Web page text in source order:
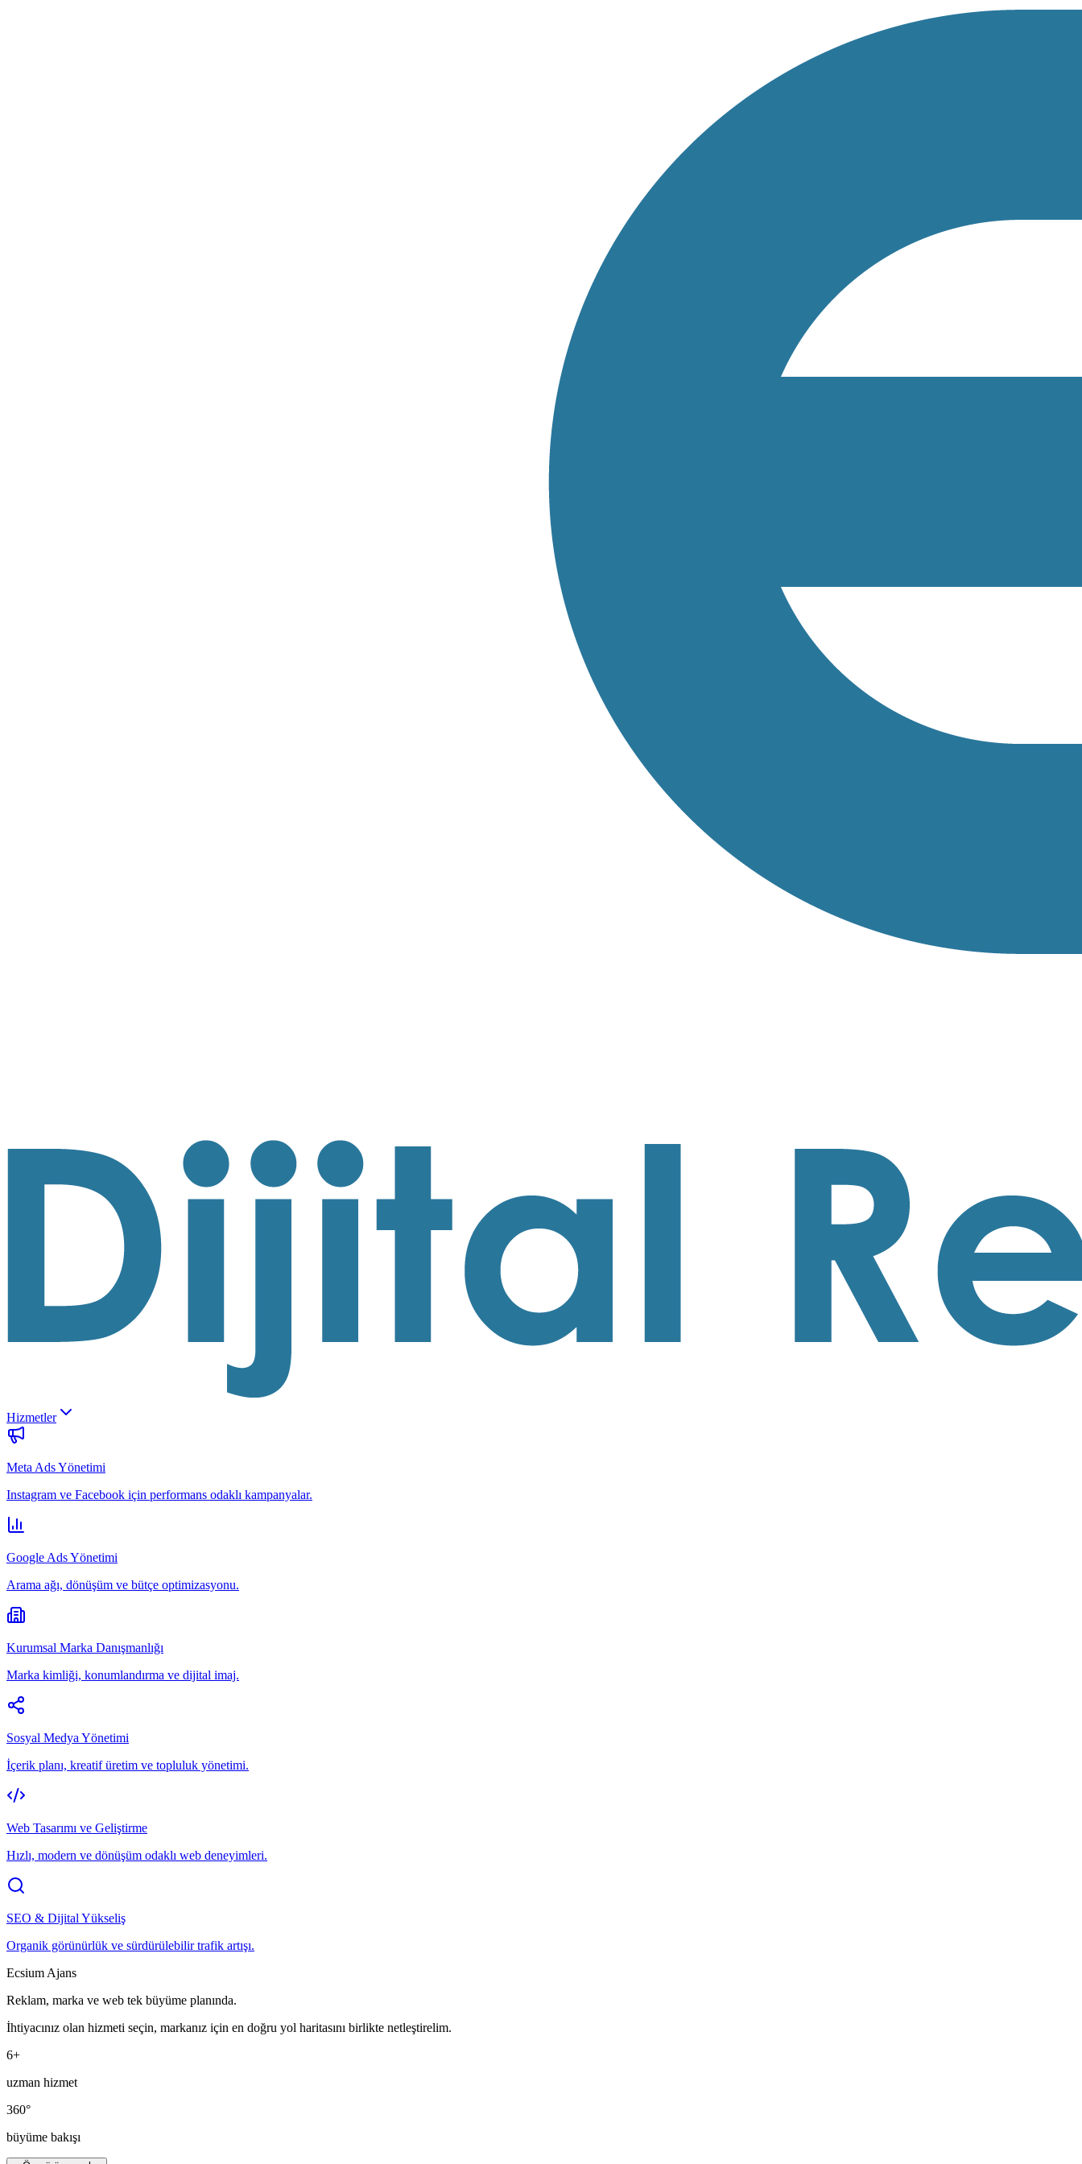
Hizmetler
Meta Ads Yönetimi
Instagram ve Facebook için performans odaklı kampanyalar.
Google Ads Yönetimi
Arama ağı, dönüşüm ve bütçe optimizasyonu.
Kurumsal Marka Danışmanlığı
Marka kimliği, konumlandırma ve dijital imaj.
Sosyal Medya Yönetimi
İçerik planı, kreatif üretim ve topluluk yönetimi.
Web Tasarımı ve Geliştirme
Hızlı, modern ve dönüşüm odaklı web deneyimleri.
SEO & Dijital Yükseliş
Organik görünürlük ve sürdürülebilir trafik artışı.
Ecsium Ajans
Reklam, marka ve web tek büyüme planında.
İhtiyacınız olan hizmeti seçin, markanız için en doğru yol haritasını birlikte netleştirelim.
6+
uzman hizmet
360°
büyüme bakışı